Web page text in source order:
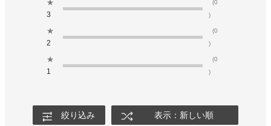
★
3
(0
)
★
2
(0
)
★
1
(0
)
絞り込み 表示：新しい順